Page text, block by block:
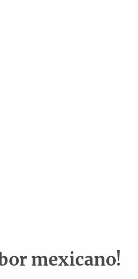
mexicano!